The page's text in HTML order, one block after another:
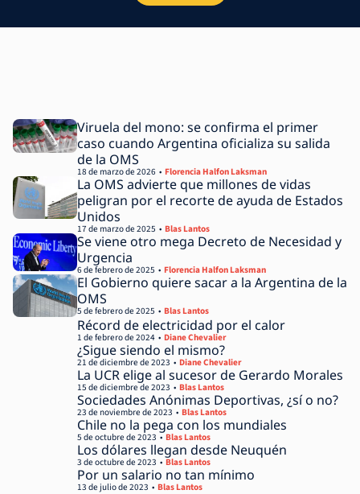
Viruela del mono: se confirma el primer
caso cuando Argentina oficializa su salida
de la OMS
Florencia Halfon Laksman
18 de marzo de 2026
La OMS advierte que millones de vidas
peligran por el recorte de ayuda de Estados
Unidos
Blas Lantos
17 de marzo de 2025
Se viene otro mega Decreto de Necesidad y
Urgencia
Florencia Halfon Laksman
6 de febrero de 2025
El Gobierno quiere sacar a la Argentina de la
OMS
Blas Lantos
5 de febrero de 2025
Récord de electricidad por el calor
Diane Chevalier
1 de febrero de 2024
¿Sigue siendo el mismo?
Diane Chevalier
21 de diciembre de 2023
La UCR elige al sucesor de Gerardo Morales
Blas Lantos
15 de diciembre de 2023
Sociedades Anónimas Deportivas, ¿sí o no?
Blas Lantos
23 de noviembre de 2023
Chile no la pega con los mundiales
Blas Lantos
5 de octubre de 2023
Los dólares llegan desde Neuquén
Blas Lantos
3 de octubre de 2023
Por un salario no tan mínimo
Blas Lantos
13 de julio de 2023